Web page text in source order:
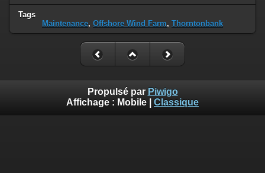
Tags
Maintenance, Offshore Wind Farm, Thorntonbank
Propulsé par Piwigo
Affichage : Mobile Classique